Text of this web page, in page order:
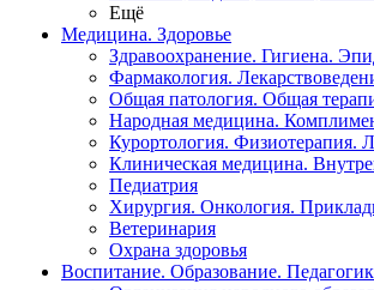
Ещё
Медицина. Здоровье
Здравоохранение. Гигиена.
Фармакология.
Общая патология. Общая
Народная медицина.
Курортология. Физиотерапия.
Клиническая медицина.
Педиатрия
Хирургия. Онкология.
Ветеринария
Охрана здоровья
Воспитание. Образование.